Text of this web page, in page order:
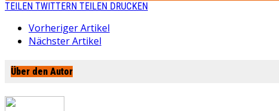
TEILEN TWITTERN TEILEN DRUCKEN
Vorheriger Artikel
Nächster Artikel
Über den Autor